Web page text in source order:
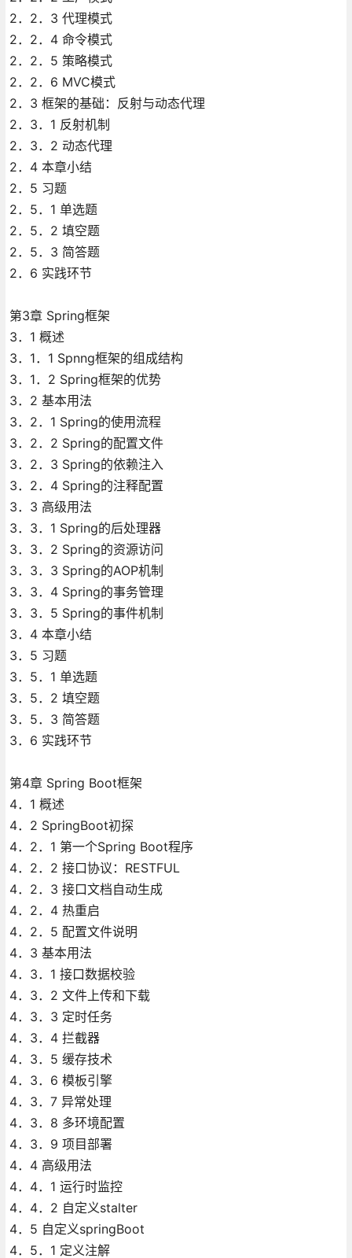
2．2．3 代理模式
2．2．4 命令模式
2．2．5 策略模式
2．2．6 MVC模式
2．3 框架的基础：反射与动态代理
2．3．1 反射机制
2．3．2 动态代理
2．4 本章小结
2．5 习题
2．5．1 单选题
2．5．2 填空题
2．5．3 简答题
2．6 实践环节
第3章 Spring框架
3．1 概述
3．1．1 Spnng框架的组成结构
3．1．2 Spring框架的优势
3．2 基本用法
3．2．1 Spring的使用流程
3．2．2 Spring的配置文件
3．2．3 Spring的依赖注入
3．2．4 Spring的注释配置
3．3 高级用法
3．3．1 Spring的后处理器
3．3．2 Spring的资源访问
3．3．3 Spring的AOP机制
3．3．4 Spring的事务管理
3．3．5 Spring的事件机制
3．4 本章小结
3．5 习题
3．5．1 单选题
3．5．2 填空题
3．5．3 简答题
3．6 实践环节
第4章 Spring Boot框架
4．1 概述
4．2 SpringBoot初探
4．2．1 第一个Spring Boot程序
4．2．2 接口协议：RESTFUL
4．2．3 接口文档自动生成
4．2．4 热重启
4．2．5 配置文件说明
4．3 基本用法
4．3．1 接口数据校验
4．3．2 文件上传和下载
4．3．3 定时任务
4．3．4 拦截器
4．3．5 缓存技术
4．3．6 模板引擎
4．3．7 异常处理
4．3．8 多环境配置
4．3．9 项目部署
4．4 高级用法
4．4．1 运行时监控
4．4．2 自定义stalter
4．5 自定义springBoot
4．5．1 定义注解